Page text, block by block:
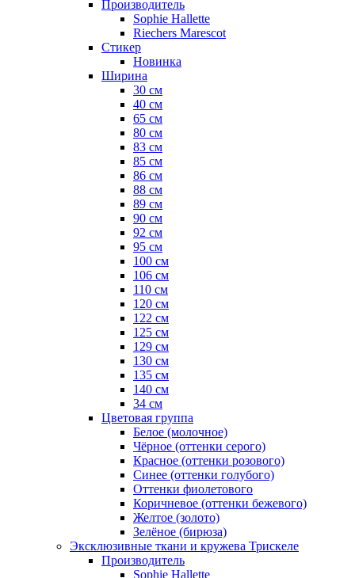
Производитель
Sophie Hallette
Riechers Marescot
Стикер
Новинка
Ширина
30 см
40 см
65 см
80 см
83 см
85 см
86 см
88 см
89 см
90 см
92 см
95 см
100 см
106 см
110 см
120 см
122 см
125 см
129 см
130 см
135 см
140 см
34 см
Цветовая группа
Белое (молочное)
Чёрное (оттенки серого)
Красное (оттенки розового)
Синее (оттенки голубого)
Оттенки фиолетового
Коричневое (оттенки бежевого)
Желтое (золото)
Зелёное (бирюза)
Эксклюзивные ткани и кружева Трискеле
Производитель
Sophie Hallette